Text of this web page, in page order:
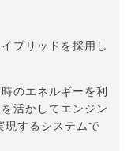
ブリッドを採用し
のエネルギーを利
活かしてエンジン
現するシステムで